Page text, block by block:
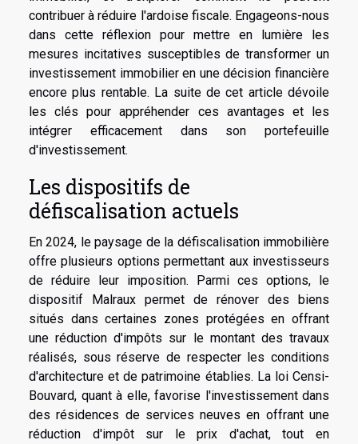
contribuer à réduire l'ardoise fiscale. Engageons-nous
dans cette réflexion pour mettre en lumière les
mesures incitatives susceptibles de transformer un
investissement immobilier en une décision financière
encore plus rentable. La suite de cet article dévoile
les clés pour appréhender ces avantages et les
intégrer efficacement dans son portefeuille
d'investissement.
Les dispositifs de
défiscalisation actuels
En 2024, le paysage de la défiscalisation immobilière
offre plusieurs options permettant aux investisseurs
de réduire leur imposition. Parmi ces options, le
dispositif Malraux permet de rénover des biens
situés dans certaines zones protégées en offrant
une réduction d'impôts sur le montant des travaux
réalisés, sous réserve de respecter les conditions
d'architecture et de patrimoine établies. La loi Censi-
Bouvard, quant à elle, favorise l'investissement dans
des résidences de services neuves en offrant une
réduction d'impôt sur le prix d'achat, tout en